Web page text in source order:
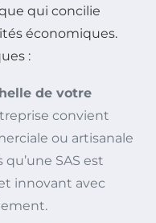
qui concilie
économiques.
:
de votre
convient
ou artisanale
SAS est
innovant avec